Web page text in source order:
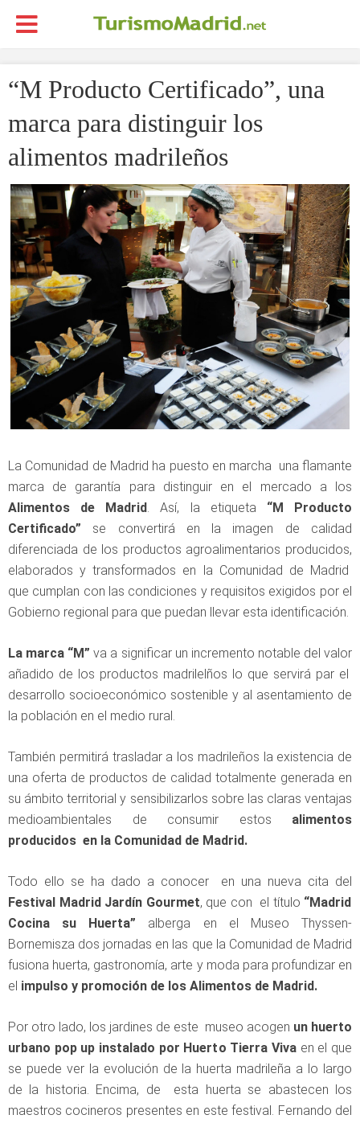
“M Producto Certificado”, una
marca para distinguir los
alimentos madrileños
La Comunidad de Madrid ha puesto en marcha una flamante
marca de garantía para distinguir en el mercado a los
Alimentos de Madrid. Así, la etiqueta “M Producto
Certificado” se convertirá en la imagen de calidad
diferenciada de los productos agroalimentarios producidos,
elaborados y transformados en la Comunidad de Madrid
que cumplan con las condiciones y requisitos exigidos por el
Gobierno regional para que puedan llevar esta identificación.
La marca “M” va a significar un incremento notable del valor
añadido de los productos madrilelños lo que servirá par el
desarrollo socioeconómico sostenible y al asentamiento de
la población en el medio rural.
También permitirá trasladar a los madrileños la existencia de
una oferta de productos de calidad totalmente generada en
su ámbito territorial y sensibilizarlos sobre las claras ventajas
medioambientales de consumir estos alimentos
producidos en la Comunidad de Madrid.
Todo ello se ha dado a conocer en una nueva cita del
Festival Madrid Jardín Gourmet, que con el título “Madrid
Cocina su Huerta” alberga en el Museo Thyssen-
Bornemisza dos jornadas en las que la Comunidad de Madrid
fusiona huerta, gastronomía, arte y moda para profundizar en
el impulso y promoción de los Alimentos de Madrid.
Por otro lado, los jardines de este museo acogen un huerto
urbano pop up instalado por Huerto Tierra Vivaen el que
se puede ver la evolución de la huerta madrileña a lo largo
de la historia. Encima, de esta huerta se abastecen los
maestros cocineros presentes en este festival. Fernando del